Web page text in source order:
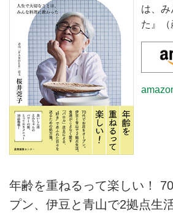
は、み
た』（
年齢を重ねるって楽しい！
プン、伊豆と青山で2拠点生